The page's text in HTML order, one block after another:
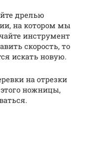
дрелью
на котором мы
инструмент
скорость, то
искать новую.
на отрезки
ножницы,